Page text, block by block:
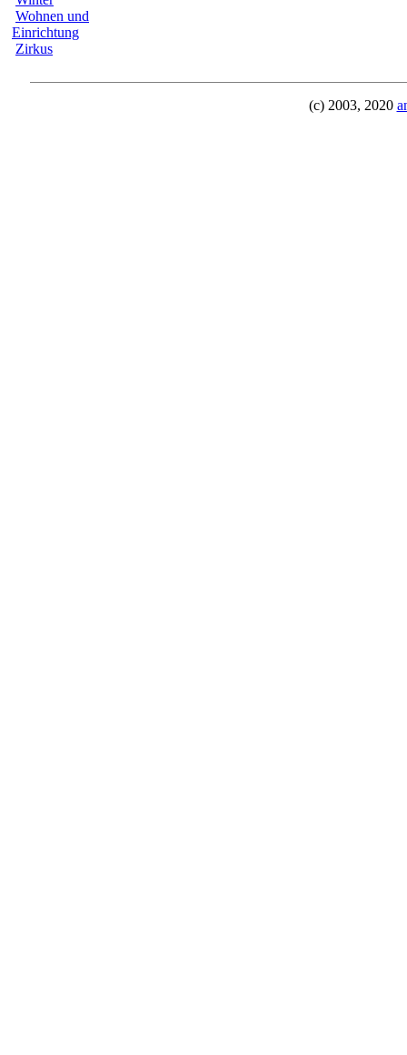
Wohnen und
Einrichtung
Zirkus
(c) 2003, 2020